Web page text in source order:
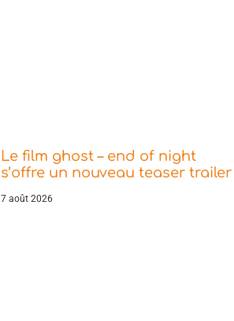
Le film ghost – end of night
s’offre un nouveau teaser trailer
7 août 2026